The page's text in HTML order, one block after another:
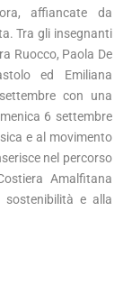
affiancate da
Tra gli insegnanti
Ruocco, Paola De
ed Emiliana
con una
6 settembre
e al movimento
nel percorso
Amalfitana
sostenibilità e alla